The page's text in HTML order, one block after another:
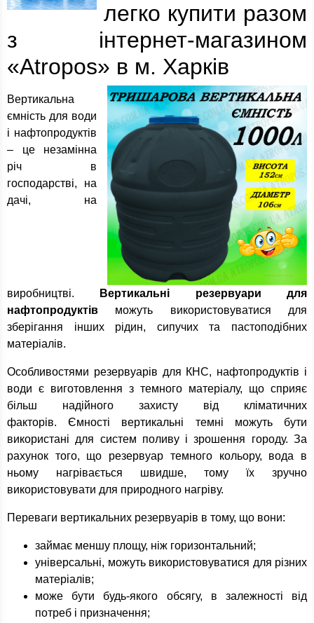
легко купити разом
з інтернет-магазином
«Atropos» в м. Харків
Вертикальна
ємність для води
і нафтопродуктів
– це незамінна
річ в
господарстві, на
дачі, на
виробництві.
Вертикальні резервуари для
нафтопродуктів можуть використовуватися для
зберігання інших рідин, сипучих та пастоподібних
матеріалів.
Особливостями резервуарів для КНС, нафтопродуктів і
води є виготовлення з темного матеріалу, що сприяє
більш надійного захисту від кліматичних
факторів. Ємності вертикальні темні можуть бути
використані для систем поливу і зрошення городу. За
рахунок того, що резервуар темного кольору, вода в
ньому нагрівається швидше, тому їх зручно
використовувати для природного нагріву.
Переваги вертикальних резервуарів в тому, що вони:
займає меншу площу, ніж горизонтальний;
універсальні, можуть використовуватися для різних
матеріалів;
може бути будь-якого обсягу, в залежності від
потреб і призначення;